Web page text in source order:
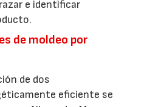
e identificar
de moldeo por
de dos
eficiente se